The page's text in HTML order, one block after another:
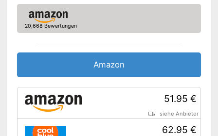
20,668 Bewertungen
Amazon
51.95 €
siehe Anbieter
62.95 €